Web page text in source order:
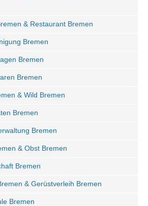
& Restaurant Bremen
Bremen
Bremen
Bremen
& Wild Bremen
Bremen
Bremen
& Obst Bremen
Bremen
& Gerüstverleih Bremen
Bremen